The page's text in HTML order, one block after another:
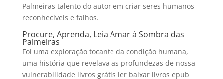
Palmeiras talento do autor em criar seres humanos
reconhecíveis e falhos.
Procure, Aprenda, Leia Amar à Sombra das
Palmeiras
Foi uma exploração tocante da condição humana,
uma história que revelava as profundezas de nossa
vulnerabilidade livros grátis ler baixar livros epub